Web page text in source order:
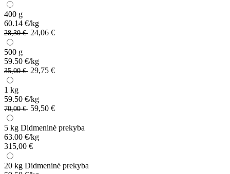
400 g
60.14 €/kg
28,30 € 24,06 €
500 g
59.50 €/kg
35,00 € 29,75 €
1 kg
59.50 €/kg
70,00 € 59,50 €
5 kg Didmeninė prekyba
63.00 €/kg
315,00 €
20 kg Didmeninė prekyba